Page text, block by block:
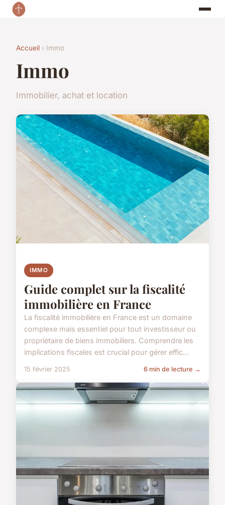
Accueil › Immo
Immo
Immobilier, achat et location
IMMO
Guide complet sur la fiscalité
immobilière en France
La fiscalité immobilière en France est un domaine
complexe mais essentiel pour tout investisseur ou
propriétaire de biens immobiliers. Comprendre les
implications fiscales est crucial pour gérer effic...
15 février 2025 6 min de lecture →